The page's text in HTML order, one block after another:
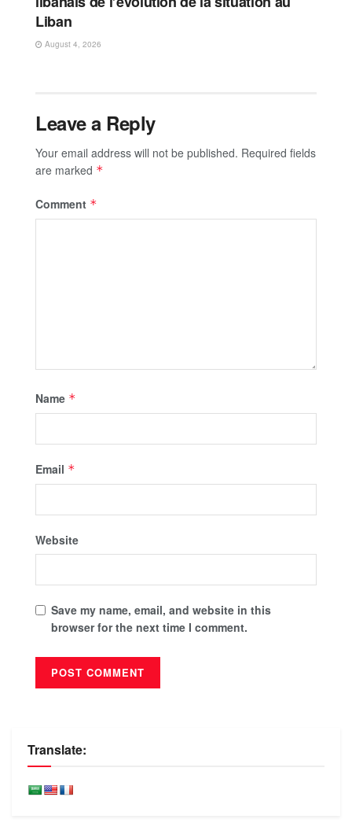
Liban
August 4, 2026
Leave a Reply
Your email address will not be published. Required fields
are marked *
Comment *
Name *
Email *
Website
Save my name, email, and website in this
browser for the next time I comment.
Translate: